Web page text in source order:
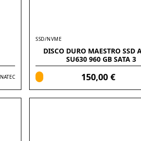
NATEC
SSD/NVME
DISCO DURO MAESTRO SSD
SU630 960 GB SATA 3
150,00 €